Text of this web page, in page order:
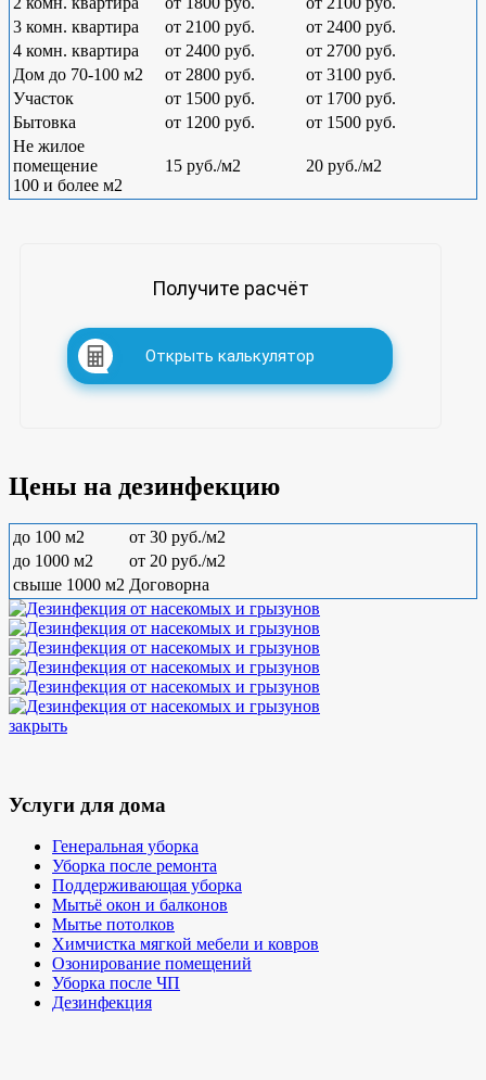
3 комн. квартира
от 2100 руб.
от 2400 руб.
4 комн. квартира
от 2400 руб.
от 2700 руб.
Дом до 70-100 м2
от 2800 руб.
от 3100 руб.
Участок
от 1500 руб.
от 1700 руб.
Бытовка
от 1200 руб.
от 1500 руб.
Не жилое
помещение
100 и более м2
15 руб./м2 20 руб./м2
Получите расчёт
Открыть калькулятор
Цены на дезинфекцию
до 100 м2
от 30 руб./м2
до 1000 м2
от 20 руб./м2
свыше 1000 м2 Договорна
закрыть
Услуги для дома
Генеральная уборка
Уборка после ремонта
Поддерживающая уборка
Мытьё окон и балконов
Мытье потолков
Химчистка мягкой мебели и ковров
Озонирование помещений
Уборка после ЧП
Дезинфекция